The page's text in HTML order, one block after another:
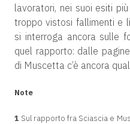
lavoratori, nei suoi esiti
troppo vistosi fallimenti e
si interroga ancora sulle
quel rapporto: dalle
di Muscetta c’è ancora
Note
1 Sul rapporto fra Sciascia e